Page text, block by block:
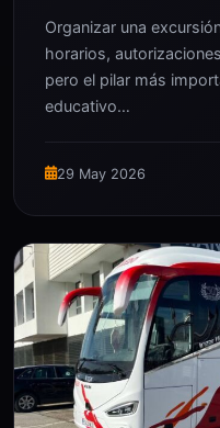
Organizar una
horarios,
pero el pilar más
educativo…
29 May 2026